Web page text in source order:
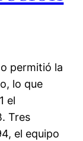
permitió la
lo que
el
Tres
el equipo